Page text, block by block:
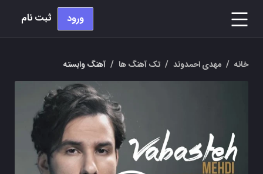
ورود ثبت نام
خانه / مهدی احمدوند / تک آهنگ ها / آهنگ وابسته